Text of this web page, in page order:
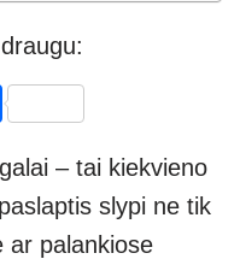
S
ar
e
– tai kiekvieno
slypi ne tik
ar palankiose